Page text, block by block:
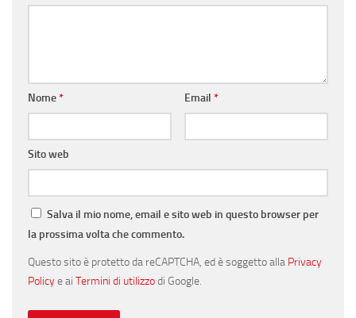
Nome* Email *
Sito web
Salva il mio nome, email e sito web in questo browser per
la prossima volta che commento.
Questo sito è protetto da reCAPTCHA, ed è soggetto alla Privacy
Policye ai Termini di utilizzodi Google.